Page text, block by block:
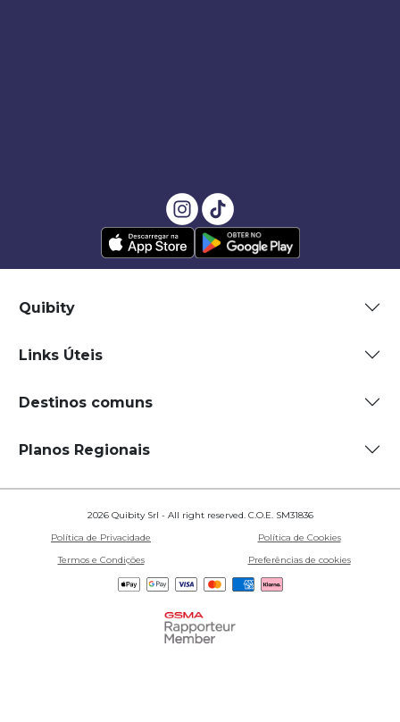
Quibity
Links Úteis
Destinos comuns
Planos Regionais
2026 Quibity Srl - All right reserved. C.O.E. SM31836
Política de Privacidade
Política de Cookies
Termos e Condições
Preferências de cookies